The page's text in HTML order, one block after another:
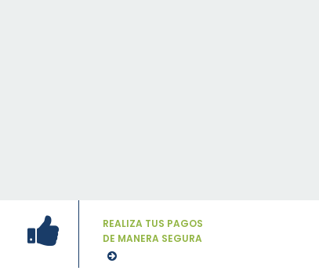
REALIZA TUS PAGOS
DE MANERA SEGURA